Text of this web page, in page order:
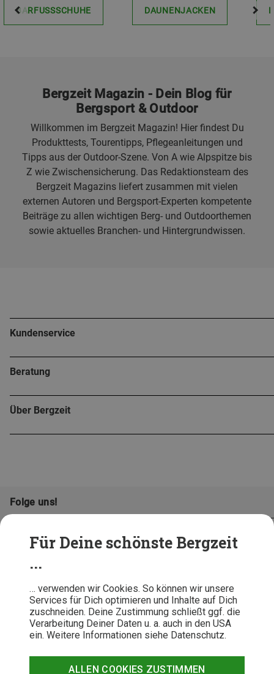
Für Deine schönste Bergzeit
...
… verwenden wir Cookies. So können wir unsere
Services für Dich optimieren und Inhalte auf Dich
zuschneiden. Deine Zustimmung schließt ggf. die
Verarbeitung Deiner Daten u. a. auch in den USA
ein. Weitere Informationen siehe Datenschutz.
ALLEN COOKIES ZUSTIMMEN
BARFUSSSCHUHE DAUNENJACKEN
Bergzeit Magazin - Dein Blog für
Bergsport & Outdoor
Willkommen im Bergzeit Magazin! Hier findest Du
Produkttests, Tourentipps, Pflegeanleitungen und
Tipps aus der Outdoor-Szene. Von A wie Alpspitze bis
Z wie Zwischensicherung. Das Redaktionsteam des
Bergzeit Magazins liefert zusammen mit vielen
externen Autoren und Bergsport-Experten kompetente
Beiträge zu allen wichtigen Berg- und Outdoorthemen
sowie aktuelles Branchen- und Hintergrundwissen.
Kundenservice
Beratung
Über Bergzeit
Folge uns!